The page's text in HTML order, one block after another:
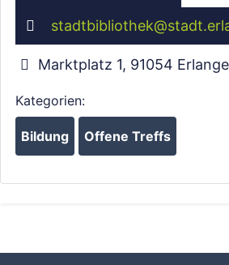
stadtbibliothek@
Marktplatz 1, 91054
Kategorien:
Bildung Offene Treffs